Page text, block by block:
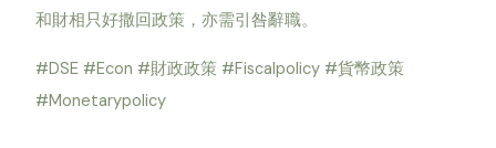
和財相只好撒回政策，亦需引咎辭職。
#DSE #Econ #財政政策 #Fiscalpolicy #貨幣政策
#Monetarypolicy